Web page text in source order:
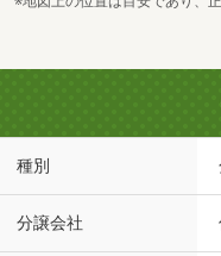
種別
分譲会社